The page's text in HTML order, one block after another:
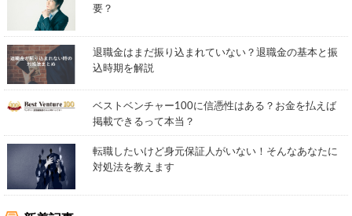
要？
退職金はまだ振り込まれていない？退職金の基本と振
込時期を解説
ベストベンチャー100に信憑性はある？お金を払えば
掲載できるって本当？
転職したいけど身元保証人がいない！そんなあなたに
対処法を教えます